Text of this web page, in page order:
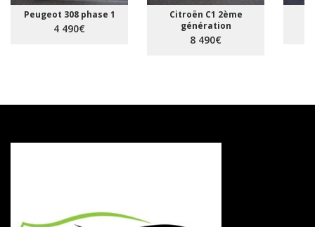
Peugeot 308 phase 1
4 490€
Citroën C1 2ème
génération
8 490€